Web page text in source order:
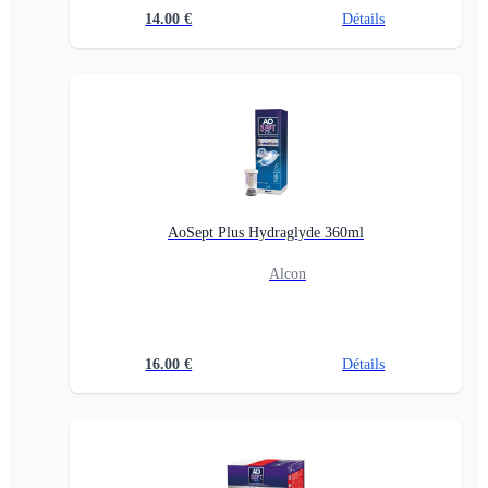
14.00 € Détails
AoSept Plus Hydraglyde 360ml
Alcon
16.00 € Détails